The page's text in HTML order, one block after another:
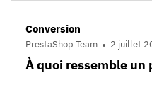
Conversion
PrestaShop Team 2 juillet
À quoi ressemble un